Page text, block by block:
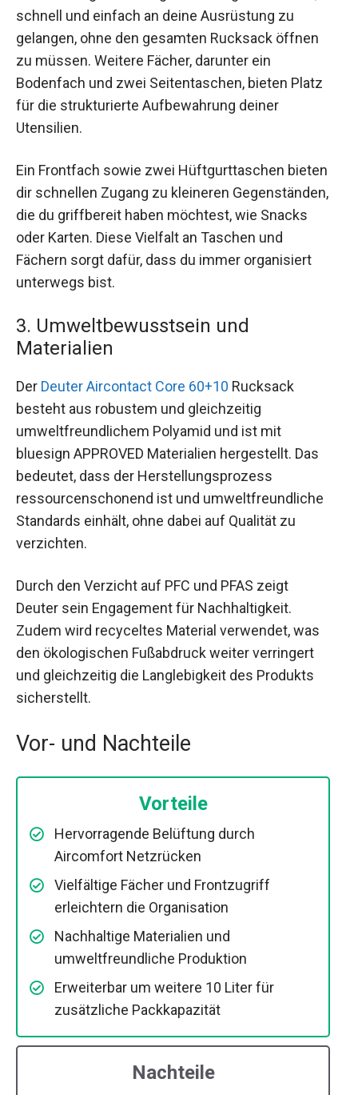
schnell und einfach an deine Ausrüstung zu
gelangen, ohne den gesamten Rucksack öffnen
zu müssen. Weitere Fächer, darunter ein
Bodenfach und zwei Seitentaschen, bieten Platz
für die strukturierte Aufbewahrung deiner
Utensilien.
Ein Frontfach sowie zwei Hüftgurttaschen bieten
dir schnellen Zugang zu kleineren Gegenständen,
die du griffbereit haben möchtest, wie Snacks
oder Karten. Diese Vielfalt an Taschen und
Fächern sorgt dafür, dass du immer organisiert
unterwegs bist.
3. Umweltbewusstsein und
Materialien
Der Deuter Aircontact Core 60+10 Rucksack
besteht aus robustem und gleichzeitig
umweltfreundlichem Polyamid und ist mit
bluesign APPROVED Materialien hergestellt. Das
bedeutet, dass der Herstellungsprozess
ressourcenschonend ist und umweltfreundliche
Standards einhält, ohne dabei auf Qualität zu
verzichten.
Durch den Verzicht auf PFC und PFAS zeigt
Deuter sein Engagement für Nachhaltigkeit.
Zudem wird recyceltes Material verwendet, was
den ökologischen Fußabdruck weiter verringert
und gleichzeitig die Langlebigkeit des Produkts
sicherstellt.
Vor- und Nachteile
Vorteile
Hervorragende Belüftung durch
Aircomfort Netzrücken
Vielfältige Fächer und Frontzugriff
erleichtern die Organisation
Nachhaltige Materialien und
umweltfreundliche Produktion
Erweiterbar um weitere 10 Liter für
zusätzliche Packkapazität
Nachteile